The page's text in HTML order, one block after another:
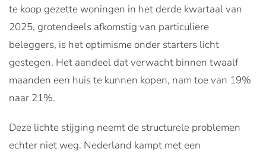
te koop gezette woningen in het derde kwartaal van
2025, grotendeels afkomstig van particuliere
beleggers, is het optimisme onder starters licht
gestegen. Het aandeel dat verwacht binnen twaalf
maanden een huis te kunnen kopen, nam toe van 19%
naar 21%.
Deze lichte stijging neemt de structurele problemen
echter niet weg. Nederland kampt met een